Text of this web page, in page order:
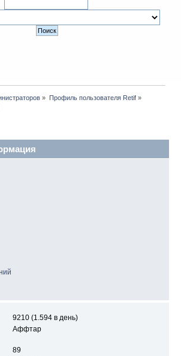
» Профиль пользователя Retif»
9210 (1.594 в день)
Аффтар
89